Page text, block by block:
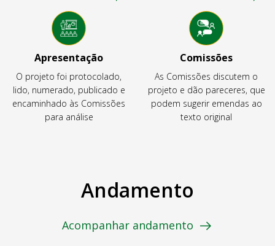
Apresentação
O projeto foi protocolado,
lido, numerado, publicado e
encaminhado às Comissões
para análise
Comissões
As Comissões discutem o
projeto e dão pareceres, que
podem sugerir emendas ao
texto original
Andamento
Acompanhar andamento